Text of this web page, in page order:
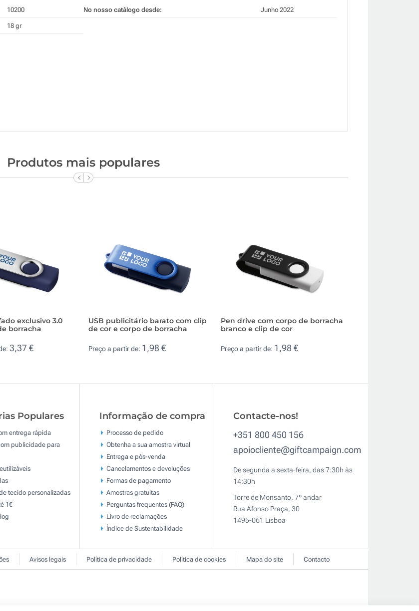
10200
18 gr
No nosso catálogo desde: Junho 2022
Produtos mais populares
exclusivo 3.0
borracha
3,37 €
USB publicitário barato com clip
de cor e corpo de borracha
Preço a partir de: 1,98 €
Pen drive com corpo de borracha
branco e clip de cor
Preço a partir de: 1,98 €
Populares
entrega rápida
publicidade para
tecido personalizadas
1€
Informação de compra
Processo de pedido
Obtenha a sua amostra virtual
Entrega e pós-venda
Cancelamentos e devoluções
Formas de pagamento
Amostras gratuitas
Perguntas frequentes (FAQ)
Livro de reclamaçōes
Índice de Sustentabilidade
Contacte-nos!
+351 800 450 156
apoiocliente@giftcampaign.com
De segunda a sexta-feira, das 7:30h às
14:30h
Torre de Monsanto, 7º andar
Rua Afonso Praça, 30
1495-061 Lisboa
Avisos legais Política de privacidade Política de cookies Mapa do site Contacto